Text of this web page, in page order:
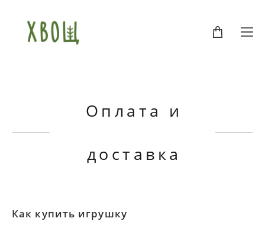
Оплата и
доставка
Как купить игрушку